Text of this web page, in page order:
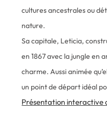
cultures ancestrales ou
nature.
Sa capitale, Leticia,
en 1867 avec la jungle en
charme. Aussi animée
un point de départ idéal
Présentation interactive